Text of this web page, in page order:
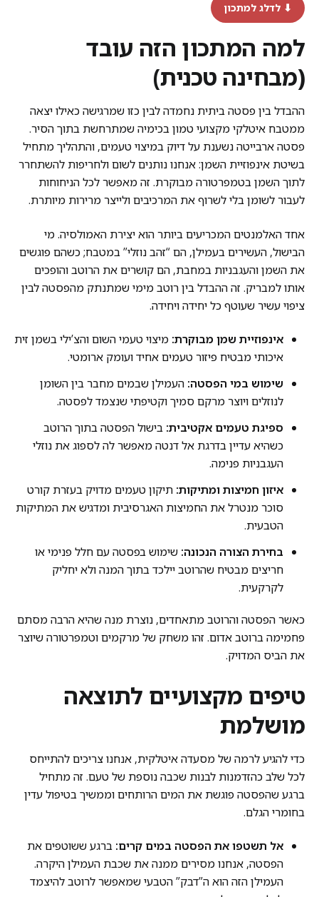
⬇ לדלג למתכון
למה המתכון הזה עובד
(מבחינה טכנית)
ההבדל בין פסטה ביתית נחמדה לבין כזו שמרגישה כאילו יצאה
ממטבח איטלקי מקצועי טמון בכימיה שמתרחשת בתוך הסיר.
פסטה ארבייטה נשענת על דיוק במיצוי טעמים, והתהליך מתחיל
בשיטת אינפוזיית השמן: אנחנו נותנים לשום ולחריפות להשתחרר
לתוך השמן בטמפרטורה מבוקרת. זה מאפשר לכל הניחוחות
לעבור לשומן בלי לשרוף את המרכיבים ולייצר מרירות מיותרת.
אחד האלמנטים המכריעים ביותר הוא יצירת האמולסיה. מי
הבישול, העשירים בעמילן, הם “זהב נוזלי” במטבח; כשהם פוגשים
את השמן והעגבניות במחבת, הם קושרים את הרוטב והופכים
אותו למבריק. זה ההבדל בין רוטב מימי שמתנתק מהפסטה לבין
ציפוי עשיר שעוטף כל יחידה ויחידה.
אינפוזיית שמן מבוקרת: מיצוי טעמי השום והצ’ילי בשמן זית
איכותי מבטיח פיזור טעמים אחיד ועומק ארומטי.
שימוש במי הפסטה: העמילן שבמים מחבר בין השומן
לנוזלים ויוצר מרקם סמיך וקטיפתי שנצמד לפסטה.
ספיגת טעמים אקטיבית: בישול הפסטה בתוך הרוטב
כשהיא עדיין בדרגת אל דנטה מאפשר לה לספוג את נוזלי
העגבניות פנימה.
איזון חמיצות ומתיקות: תיקון טעמים מדויק בעזרת קורט
סוכר מנטרל את החמיצות האגרסיבית ומדגיש את המתיקות
הטבעית.
בחירת הצורה הנכונה: שימוש בפסטה עם חלל פנימי או
חריצים מבטיח שהרוטב יילכד בתוך המנה ולא יחליק
לקרקעית.
כאשר הפסטה והרוטב מתאחדים, נוצרת מנה שהיא הרבה מסתם
פחמימה ברוטב אדום. זהו משחק של מרקמים וטמפרטורה שיוצר
את הביס המדויק.
טיפים מקצועיים לתוצאה
מושלמת
כדי להגיע לרמה של מסעדה איטלקית, אנחנו צריכים להתייחס
לכל שלב כהזדמנות לבנות שכבה נוספת של טעם. זה מתחיל
ברגע שהפסטה פוגשת את המים הרותחים וממשיך בטיפול עדין
בחומרי הגלם.
אל תשטפו את הפסטה במים קרים: ברגע ששוטפים את
הפסטה, אנחנו מסירים ממנה את שכבת העמילן היקרה.
העמילן הזה הוא ה”דבק” הטבעי שמאפשר לרוטב להיצמד